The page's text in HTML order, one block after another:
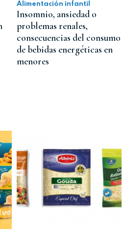
Alimentación infantil
Insomnio, ansiedad o
problemas renales,
consecuencias del consumo
de bebidas energéticas en
menores